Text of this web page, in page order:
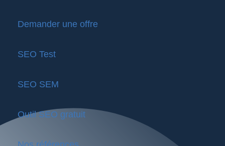
Demander une offre
SEO Test
SEO SEM
Outil SEO gratuit